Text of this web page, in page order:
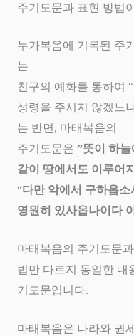
주기도문과 표현 방법
누가복음에 기록된 주
는
친구의 예화를 통하여 “
성령을 주시지 않겠느
는 반면, 마태복음의
주기도문은 ”뜻이 하늘
같이 땅에서도 이루어
“다만 악에서 구하옵소
영원히 있사옵나이다
마태복음의 주기도문
법만 다르지 동일한 내
기도문입니다.
마태복음은 나라와 권